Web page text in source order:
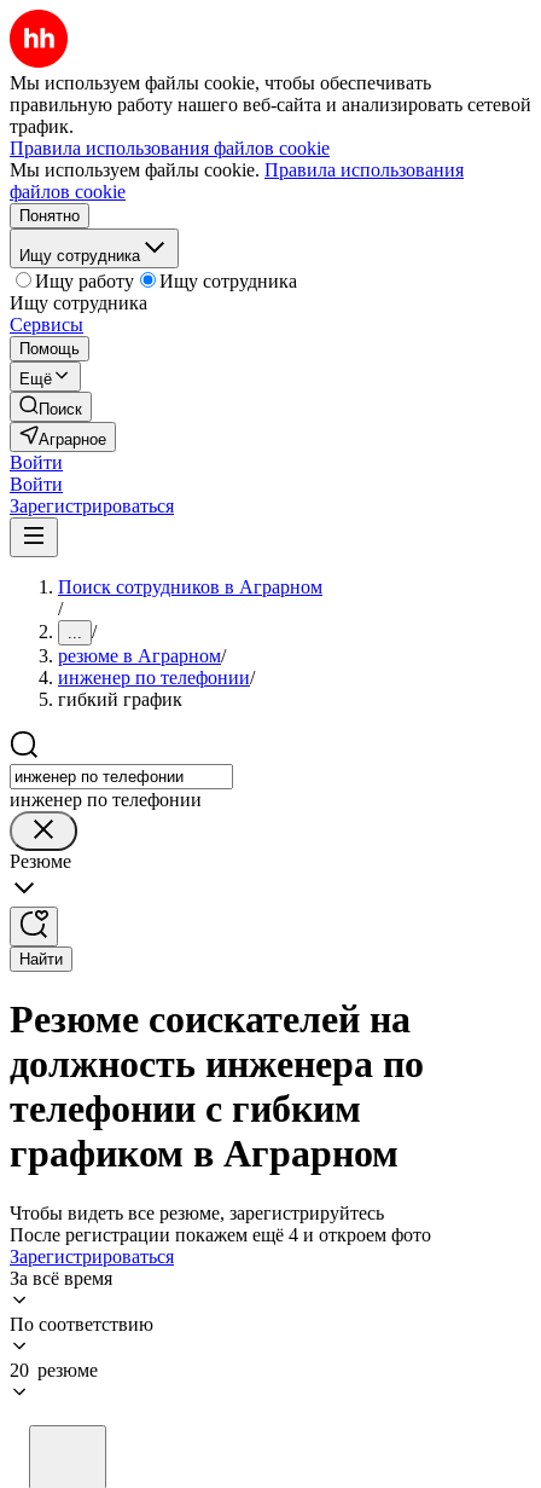
Мы используем файлы cookie, чтобы обеспечивать
правильную работу нашего веб-сайта и анализировать сетевой
трафик.
Правила использования файлов cookie
Мы используем файлы cookie. Правила использования
файлов cookie
Понятно
Ищу сотрудника
Ищу работу
Ищу сотрудника
Ищу сотрудника
Сервисы
Помощь
Ещё
Поиск
Аграрное
Войти
Войти
Зарегистрироваться
Поиск сотрудников в Аграрном
/
... /
резюме в Аграрном/
инженер по телефонии/
гибкий график
инженер по телефонии
Резюме
Найти
Резюме соискателей на
должность инженера по
телефонии с гибким
графиком в Аграрном
Чтобы видеть все резюме, зарегистрируйтесь
После регистрации покажем ещё 4 и откроем фото
Зарегистрироваться
За всё время
По соответствию
20 резюме